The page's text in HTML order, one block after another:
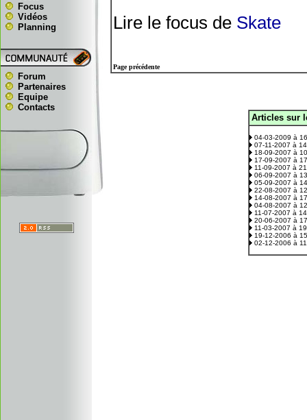
Focus
Vidéos
Planning
Forum
Partenaires
Equipe
Contacts
Lire le focus de Skate
Page précédente
Articles sur
04-03-2009 à
07-11-2007 à
18-09-2007 à
17-09-2007 à
11-09-2007 à
06-09-2007 à
05-09-2007 à
22-08-2007 à
14-08-2007 à
04-08-2007 à
11-07-2007 à
20-06-2007 à
11-03-2007 à
19-12-2006 à
02-12-2006 à